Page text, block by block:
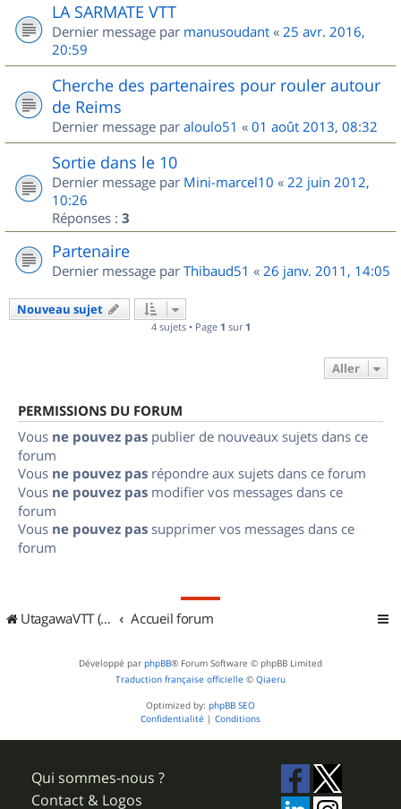
LA SARMATE VTT
Dernier message par manusoudant « 25 avr. 2016,
20:59
Cherche des partenaires pour rouler autour
de Reims
Dernier message par aloulo51 « 01 août 2013, 08:32
Sortie dans le 10
Dernier message par Mini-marcel10 « 22 juin 2012,
10:26
Réponses : 3
Partenaire
Dernier message par Thibaud51 « 26 janv. 2011, 14:05
Nouveau sujet
4 sujets • Page 1 sur 1
Aller
PERMISSIONS DU FORUM
Vous ne pouvez pas publier de nouveaux sujets dans ce
forum
Vous ne pouvez pas répondre aux sujets dans ce forum
Vous ne pouvez pas modifier vos messages dans ce
forum
Vous ne pouvez pas supprimer vos messages dans ce
forum
UtagawaVTT (Randos VTT et VTTAE avec traces GPS) Accueil forum
Développé par phpBB® Forum Software © phpBB Limited
Traduction française officielle © Qiaeru
Optimized by: phpBB SEO
Confidentialité | Conditions
Qui sommes-nous ?
Contact & Logos